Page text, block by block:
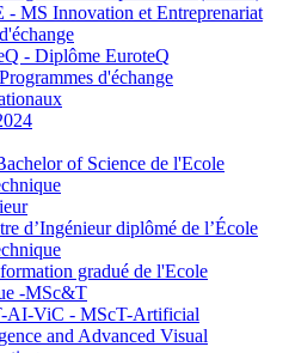
- MS Innovation et Entreprenariat
- Diplôme EuroteQ
d'échange
of Science de l'Ecole
d’Ingénieur diplômé de l’École
gradué de l'Ecole
-MSc&T
AI-ViC - MScT-Artificial
and Advanced Visual